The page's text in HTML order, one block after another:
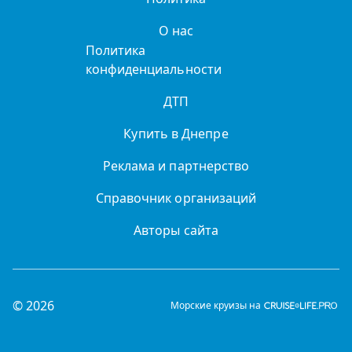
О нас
Политика
конфиденциальности
ДТП
Купить в Днепре
Реклама и партнерство
Справочник организаций
Авторы сайта
© 2026 Морские круизы на